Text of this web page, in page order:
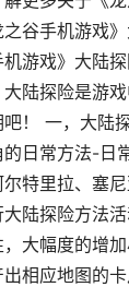
之谷手机游戏
机游戏》大陆
大陆探险是游
吧！ 一，大陆
的日常方法-日
尔特里拉、塞
大陆探险方法
，大幅度的增
出相应地图的